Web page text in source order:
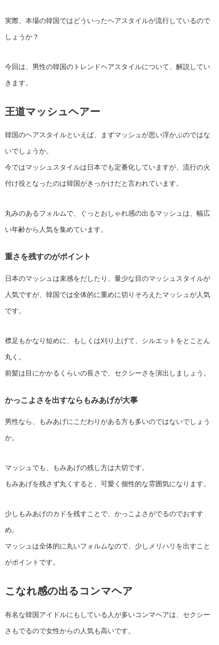
実際、本場の韓国ではどういったヘアスタイルが流行しているので
しょうか？
今回は、男性の韓国のトレンドヘアスタイルについて、解説してい
きます。
王道マッシュヘアー
韓国のヘアスタイルといえば、まずマッシュが思い浮かぶのではな
いでしょうか。
今ではマッシュスタイルは日本でも定番化していますが、流行の火
付け役となったのは韓国がきっかけだと言われています。
丸みのあるフォルムで、ぐっとおしゃれ感の出るマッシュは、幅広
い年齢から人気を集めています。
重さを残すのがポイント
日本のマッシュは束感をだしたり、量少な目のマッシュスタイルが
人気ですが、韓国では全体的に重めに切りそろえたマッシュが人気
です。
襟足もかなり短めに、もしくは刈り上げて、シルエットをとことん
丸く。
前髪は目にかかるくらいの長さで、セクシーさを演出しましょう。
かっこよさを出すならもみあげが大事
男性なら、もみあげにこだわりがある方も多いのではないでしょう
か。
マッシュでも、もみあげの残し方は大切です。
もみあげを残さず丸くすると、可愛く個性的な雰囲気になります。
少しもみあげのカドを残すことで、かっこよさがでるのでおすす
め。
マッシュは全体的に丸いフォルムなので、少しメリハリを出すこと
がポイントです。
こなれ感の出るコンマヘア
有名な韓国アイドルにもしている人が多いコンマヘアは、セクシー
さもでるので女性からの人気も高いです。